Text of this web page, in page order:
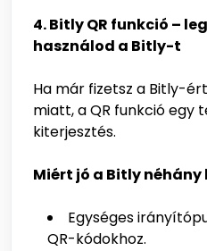
4. Bitly QR funkció –
használod a Bitly-t
Ha már fizetsz a Bitly-
miatt, a QR funkció egy
kiterjesztés.
Miért jó a Bitly
Egységes
QR-kódokhoz.